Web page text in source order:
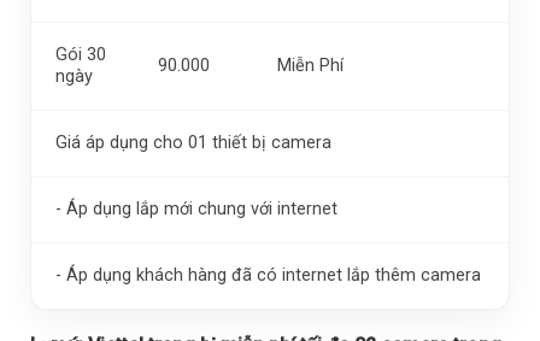
Gói 30
ngày
90.000 Miễn Phí
Giá áp dụng cho 01 thiết bị camera
- Áp dụng lắp mới chung với internet
- Áp dụng khách hàng đã có internet lắp thêm camera